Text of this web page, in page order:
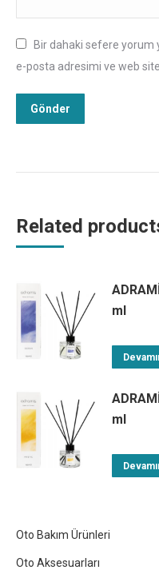
Bir dahaki sefere yorum
e-posta adresimi ve web
Related
ml
ml
Oto Bakım Ürünleri
Oto Aksesuarları